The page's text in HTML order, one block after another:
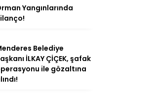
Yangınlarında
Belediye
İLKAY ÇİÇEK, şafak
ile gözaltına